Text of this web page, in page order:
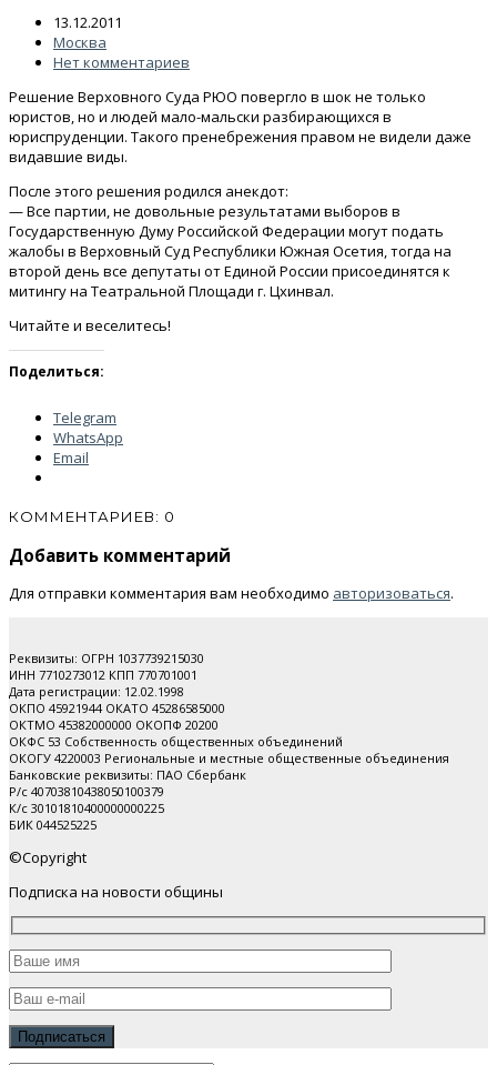
13.12.2011
Москва
Нет комментариев
Решение Верховного Суда РЮО повергло в шок не только
юристов, но и людей мало-мальски разбирающихся в
юриспруденции. Такого пренебрежения правом не видели даже
видавшие виды.
После этого решения родился анекдот:
— Все партии, не довольные результатами выборов в
Государственную Думу Российской Федерации могут подать
жалобы в Верховный Суд Республики Южная Осетия, тогда на
второй день все депутаты от Единой России присоединятся к
митингу на Театральной Площади г. Цхинвал.
Читайте и веселитесь!
Поделиться:
Telegram
WhatsApp
Email
КОММЕНТАРИЕВ: 0
Добавить комментарий
Для отправки комментария вам необходимо авторизоваться.
Реквизиты: ОГРН 1037739215030
ИНН 7710273012 КПП 770701001
Дата регистрации: 12.02.1998
ОКПО 45921944 ОКАТО 45286585000
ОКТМО 45382000000 ОКОПФ 20200
ОКФС 53 Собственность общественных объединений
ОКОГУ 4220003 Региональные и местные общественные объединения
Банковские реквизиты: ПАО Cбербанк
Р/с 40703810438050100379
К/с 30101810400000000225
БИК 044525225
©Copyright
Подписка на новости общины